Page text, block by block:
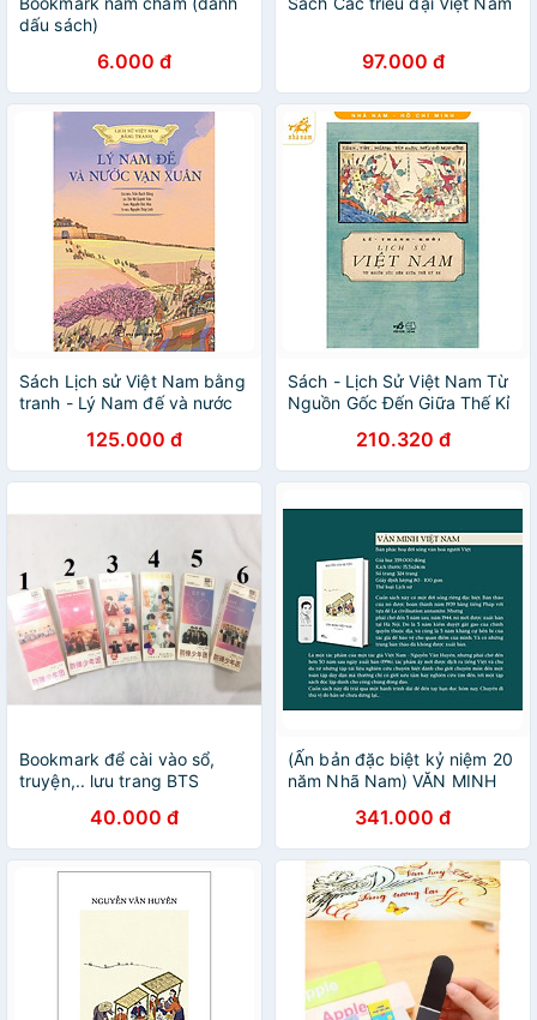
dấu sách)
6.000 đ 97.000 đ
Sách Lịch sử Việt Nam bằng
tranh - Lý Nam đế và nước
125.000 đ
Sách - Lịch Sử Việt Nam Từ
Nguồn Gốc Đến Giữa Thế Kỉ
210.320 đ
Bookmark để cài vào sổ,
truyện,.. lưu trang BTS
40.000 đ
(Ấn bản đặc biệt kỷ niệm 20
năm Nhã Nam) VĂN MINH
Huyên – Đỗ Trọng Quang
dịch – Nhã Nam – NXB Hội
nhà văn
341.000 đ